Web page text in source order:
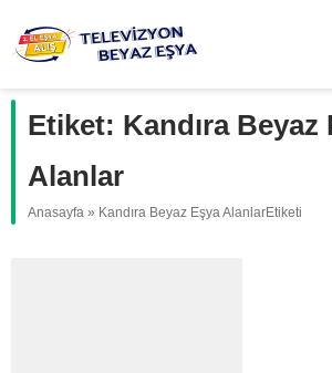
Etiket: Kandıra Beyaz
Alanlar
Anasayfa » Kandıra Beyaz Eşya AlanlarEtiketi